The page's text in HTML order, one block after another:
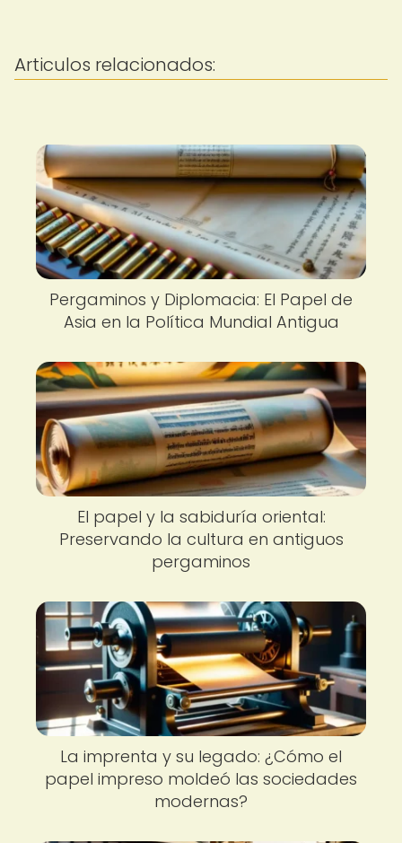
Articulos relacionados:
Pergaminos y Diplomacia: El Papel de
Asia en la Política Mundial Antigua
El papel y la sabiduría oriental:
Preservando la cultura en antiguos
pergaminos
La imprenta y su legado: ¿Cómo el
papel impreso moldeó las sociedades
modernas?